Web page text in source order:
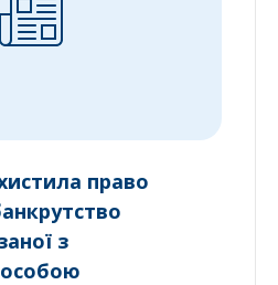
право
з
особою